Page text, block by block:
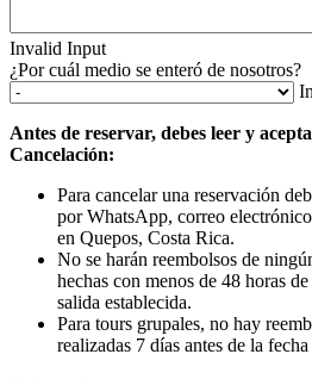
Invalid Input
¿Por cuál medio se enteró de nosotros?
Antes de reservar, debes leer y
Cancelación:
Para cancelar una reservación
por WhatsApp, correo
en Quepos, Costa Rica.
No se harán reembolsos de
hechas con menos de 48 horas
salida establecida.
Para tours grupales, no hay
realizadas 7 días antes de la